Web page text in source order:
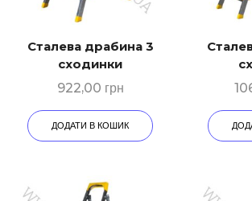
Сталева драбина 3
сходинки
922,00 грн
ДОДАТИ В КОШИК